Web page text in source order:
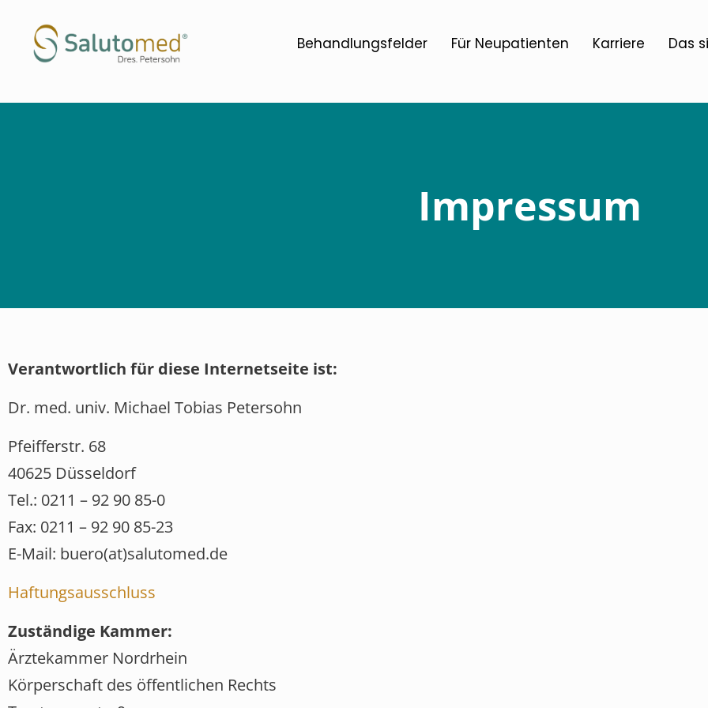
Behandlungsfelder Für Neupatienten Karriere Das
Impressum
Verantwortlich für diese Internetseite ist:
Dr. med. univ. Michael Tobias Petersohn
Pfeifferstr. 68
40625 Düsseldorf
Tel.: 0211 – 92 90 85-0
Fax: 0211 – 92 90 85-23
E-Mail: buero(at)salutomed.de
Haftungsausschluss
Zuständige Kammer:
Ärztekammer Nordrhein
Körperschaft des öffentlichen Rechts